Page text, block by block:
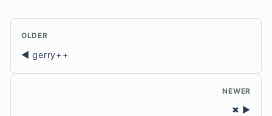
OLDER
gerry++
NEWER
✖